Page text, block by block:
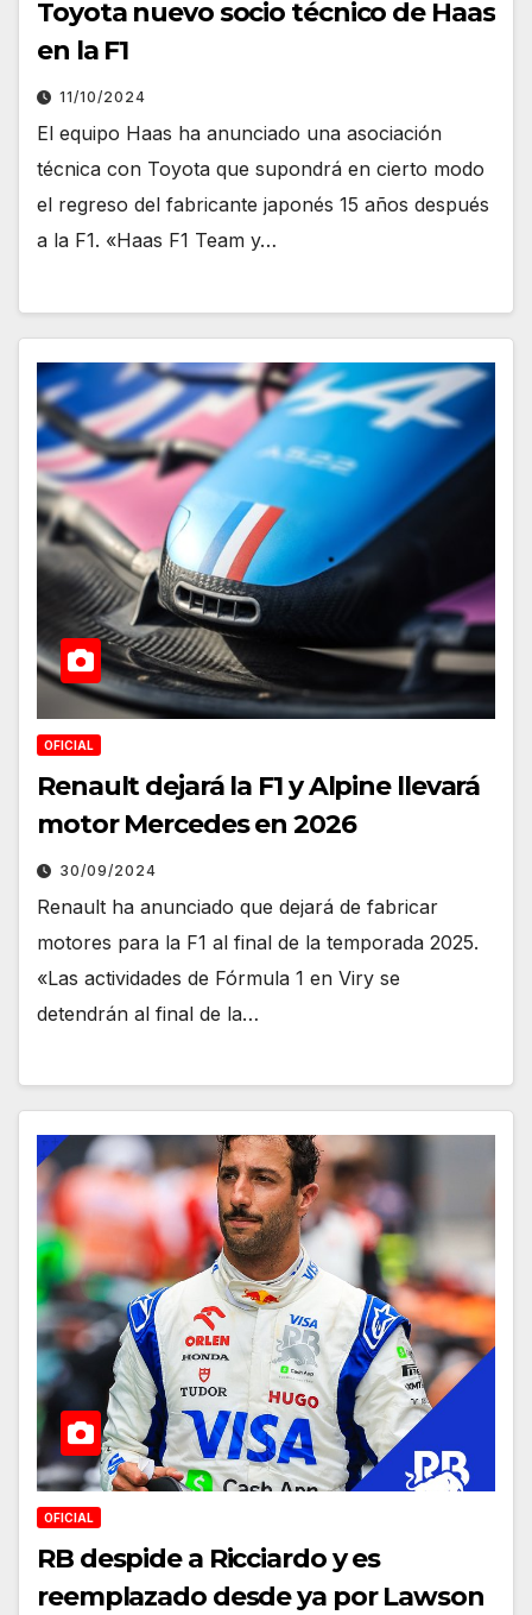
Toyota nuevo socio técnico de Haas
en la F1
11/10/2024
El equipo Haas ha anunciado una asociación
técnica con Toyota que supondrá en cierto modo
el regreso del fabricante japonés 15 años después
a la F1. «Haas F1 Team y…
OFICIAL
Renault dejará la F1 y Alpine llevará
motor Mercedes en 2026
30/09/2024
Renault ha anunciado que dejará de fabricar
motores para la F1 al final de la temporada 2025.
«Las actividades de Fórmula 1 en Viry se
detendrán al final de la…
OFICIAL
RB despide a Ricciardo y es
reemplazado desde ya por Lawson